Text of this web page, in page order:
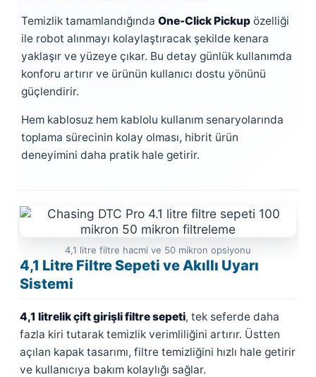
Temizlik tamamlandığında One-Click Pickup özelliği
ile robot alınmayı kolaylaştıracak şekilde kenara
yaklaşır ve yüzeye çıkar. Bu detay günlük kullanımda
konforu artırır ve ürünün kullanıcı dostu yönünü
güçlendirir.
Hem kablosuz hem kablolu kullanım senaryolarında
toplama sürecinin kolay olması, hibrit ürün
deneyimini daha pratik hale getirir.
4,1 Litre Filtre Sepeti ve Akıllı Uyarı
Sistemi
4,1 litrelik çift girişli filtre sepeti, tek seferde daha
fazla kiri tutarak temizlik verimliliğini artırır. Üstten
açılan kapak tasarımı, filtre temizliğini hızlı hale getirir
ve kullanıcıya bakım kolaylığı sağlar.
4,1 litre filtre hacmi ve 50 mikron opsiyonu